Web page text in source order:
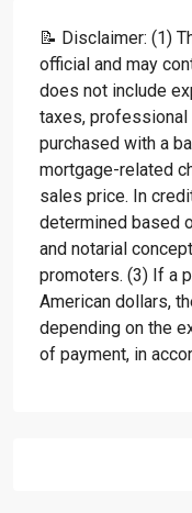
📝 Disclaimer: (1)
official and may
does not include
taxes,
purchased with a
mortgage-related
sales price. In
determined based
and notarial
promoters. (3) If a
American dollars,
depending on the
of payment, in